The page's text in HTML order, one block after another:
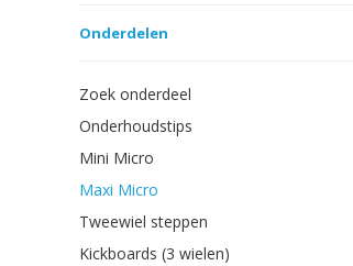
Onderdelen
Zoek onderdeel
Onderhoudstips
Mini Micro
Maxi Micro
Tweewiel steppen
Kickboards (3 wielen)